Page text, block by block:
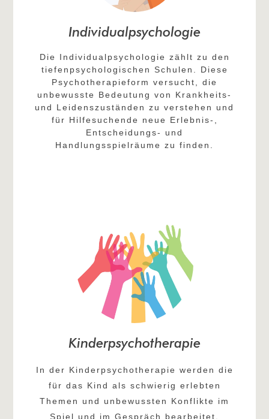
Individualpsychologie​
Die Individualpsychologie zählt zu den
tiefenpsychologischen Schulen. Diese
Psychotherapieform versucht, die
unbewusste Bedeutung von Krankheits-
und Leidenszuständen zu verstehen und
für Hilfesuchende neue Erlebnis-,
Entscheidungs- und
Handlungsspielräume zu finden.
Kinderpsychotherapie
In der Kinderpsychotherapie werden die
für das Kind als schwierig erlebten
Themen und unbewussten Konflikte im
Spiel und im Gespräch bearbeitet.